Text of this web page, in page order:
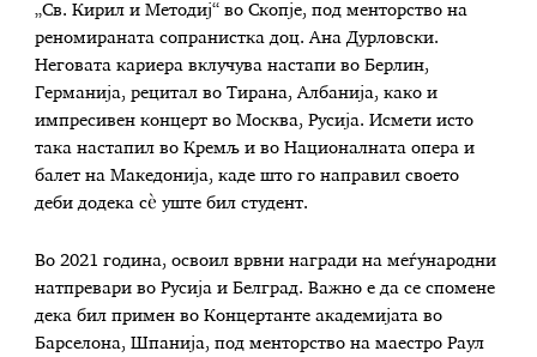
„Св. Кирил и Методиј“ во Скопје, под менторство на
реномираната сопранистка доц. Ана Дурловски.
Неговата кариера вклучува настапи во Берлин,
Германија, рецитал во Тирана, Албанија, како и
импресивен концерт во Москва, Русија. Исмети исто
така настапил во Кремљ и во Националната опера и
балет на Македонија, каде што го направил своето
деби додека сè уште бил студент.
Во 2021 година, освоил врвни награди на меѓународни
натпревари во Русија и Белград. Важно е да се спомене
дека бил примен во Концертанте академијата во
Барселона, Шпанија, под менторство на маестро Раул